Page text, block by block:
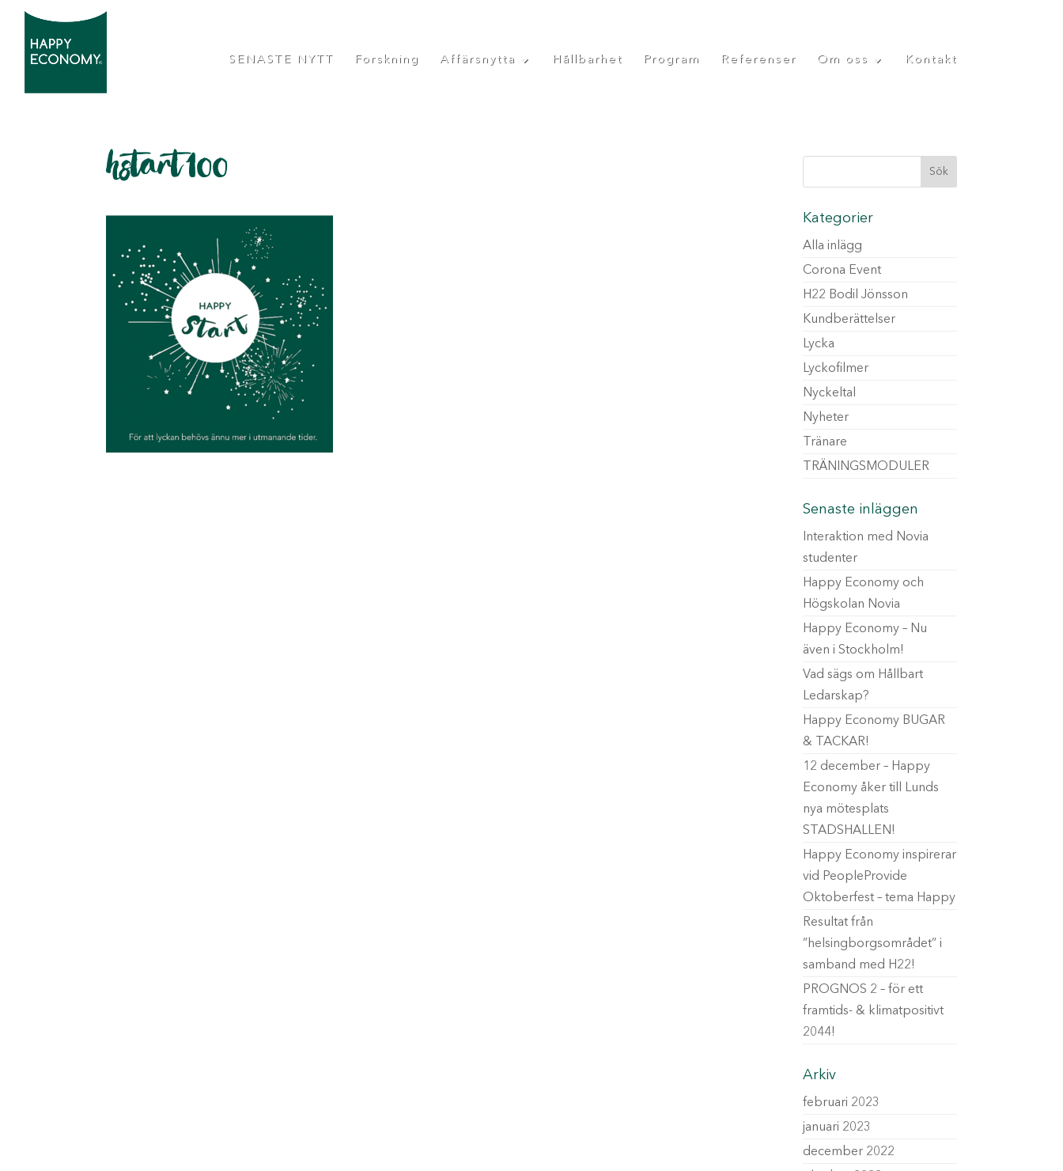
SENASTE NYTT Forskning Affärsnytta Hållbarhet Program Referenser Om oss Kontakt
hstart100
Kategorier
Alla inlägg
Corona Event
H22 Bodil Jönsson
Kundberättelser
Lycka
Lyckofilmer
Nyckeltal
Nyheter
Tränare
TRÄNINGSMODULER
Senaste inläggen
Interaktion med Novia
studenter
Happy Economy och
Högskolan Novia
Happy Economy – Nu
även i Stockholm!
Vad sägs om Hållbart
Ledarskap?
Happy Economy BUGAR
& TACKAR!
12 december – Happy
Economy åker till Lunds
nya mötesplats
STADSHALLEN!
Happy Economy inspirerar
vid PeopleProvide
Oktoberfest – tema Happy
Resultat från
”helsingborgsområdet” i
samband med H22!
PROGNOS 2 – för ett
framtids- & klimatpositivt
2044!
Arkiv
februari 2023
januari 2023
december 2022